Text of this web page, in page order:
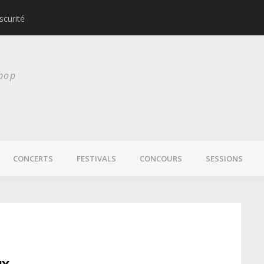
CONCERTS FESTIVALS CONCOURS SESSIONS